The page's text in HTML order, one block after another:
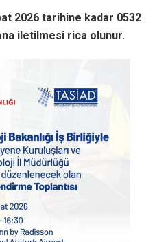
2026 tarihine kadar 0532
iletilmesi rica olunur.